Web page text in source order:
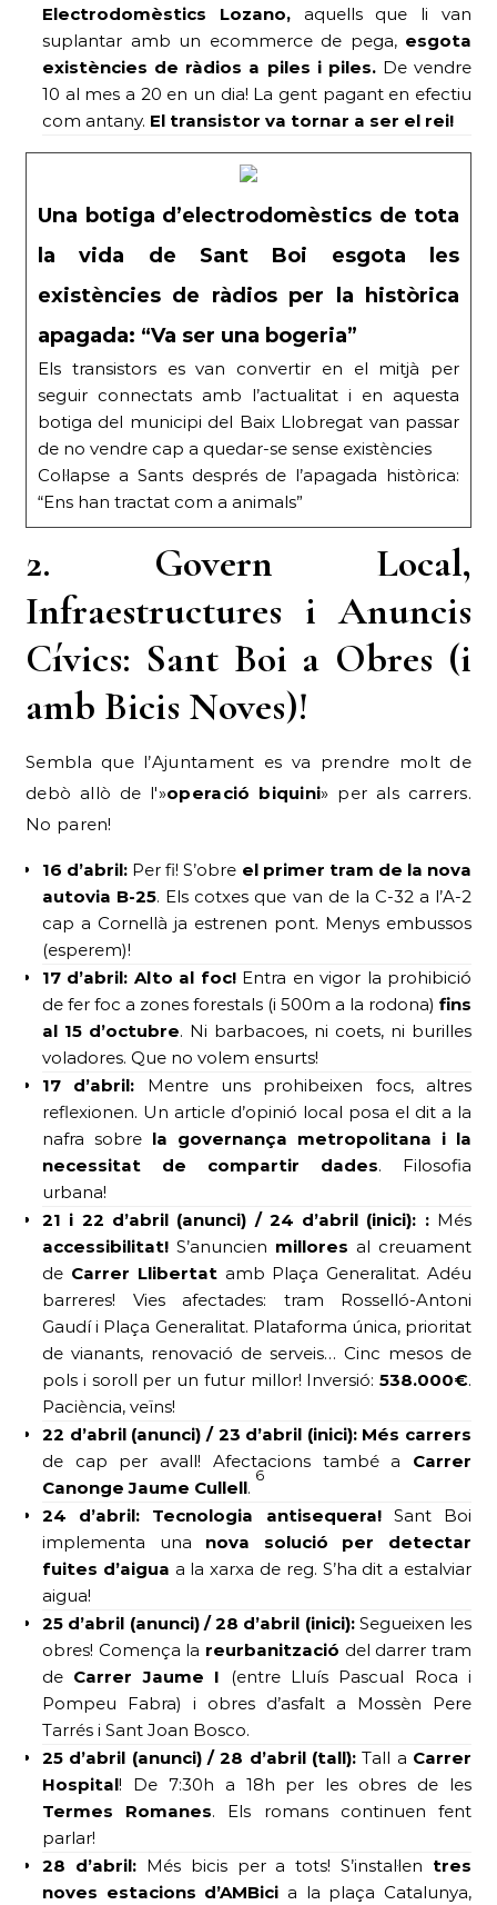
Electrodomèstics Lozano, aquells que li van
suplantar amb un ecommerce de pega,esgota
existències de ràdios a piles i piles.De vendre
10 al mes a 20 en un dia! La gent pagant en efectiu
com antany. El transistor va tornar a ser el rei!
Una botiga d’electrodomèstics de tota
la vida de Sant Boi esgota les
existències de ràdios per la històrica
apagada: “Va ser una bogeria”
Els transistors es van convertir en el mitjà per
seguir connectats amb l’actualitat i en aquesta
botiga del municipi del Baix Llobregat van passar
de no vendre cap a quedar-se sense existències
Col·lapse a Sants després de l’apagada històrica:
“Ens han tractat com a animals”
2. Govern Local,
Infraestructures i Anuncis
Cívics: Sant Boi a Obres (i
amb Bicis Noves)!
Sembla que l’Ajuntament es va prendre molt de
debò allò de l'»operació biquini» per als carrers.
No paren!
16 d’abril: Per fi! S’obre el primer tram de la nova
autovia B-25. Els cotxes que van de la C-32 a l’A-2
cap a Cornellà ja estrenen pont. Menys embussos
(esperem)!
17 d’abril: Alto al foc!Entra en vigor la prohibició
de fer foc a zones forestals (i 500m a la rodona) fins
al 15 d’octubre. Ni barbacoes, ni coets, ni burilles
voladores. Que no volem ensurts!
17 d’abril: Mentre uns prohibeixen focs, altres
reflexionen. Un article d’opinió local posa el dit a la
nafra sobre la governança metropolitana i la
necessitat de compartir dades. Filosofia
urbana!
21 i 22 d’abril (anunci) / 24 d’abril (inici): :Més
accessibilitat! S’anuncien millores al creuament
de Carrer Llibertatamb Plaça Generalitat. Adéu
barreres! Vies afectades: tram Rosselló-Antoni
Gaudí i Plaça Generalitat. Plataforma única, prioritat
de vianants, renovació de serveis… Cinc mesos de
pols i soroll per un futur millor! Inversió: 538.000€.
Paciència, veïns!
22 d’abril (anunci) / 23 d’abril (inici): Més carrers
de cap per avall! Afectacions també a Carrer
Canonge Jaume Cullell.
6
24 d’abril: Tecnologia antisequera!Sant Boi
implementa una nova solució per detectar
fuites d’aigua a la xarxa de reg. S’ha dit a estalviar
aigua!
25 d’abril (anunci) / 28 d’abril (inici):Segueixen les
obres! Comença la reurbanització del darrer tram
de Carrer Jaume I (entre Lluís Pascual Roca i
Pompeu Fabra) i obres d’asfalt a Mossèn Pere
Tarrés i Sant Joan Bosco.
25 d’abril (anunci) / 28 d’abril (tall): Tall a Carrer
Hospital! De 7:30h a 18h per les obres de les
Termes Romanes. Els romans continuen fent
parlar!
28 d’abril:Més bicis per a tots! S’instal·len tres
noves estacions d’AMBici a la plaça Catalunya,